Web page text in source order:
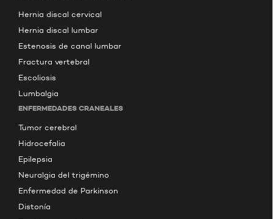
Hernia discal cervical
Hernia discal lumbar
Estenosis de canal lumbar
Fractura vertebral
Escoliosis
Lumbalgia
ENFERMEDADES CRANEALES
Tumor cerebral
Hidrocefalia
Epilepsia
Neuralgia del trigémino
Enfermedad de Parkinson
Distonía